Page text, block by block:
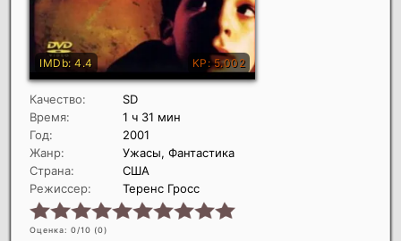
Качество:
SD
Время:
1 ч 31 мин
Год:
2001
Жанр:
Ужасы, Фантастика
Страна:
США
Режиссер:
Теренс Гросс
Оценка: 0/10 (0)